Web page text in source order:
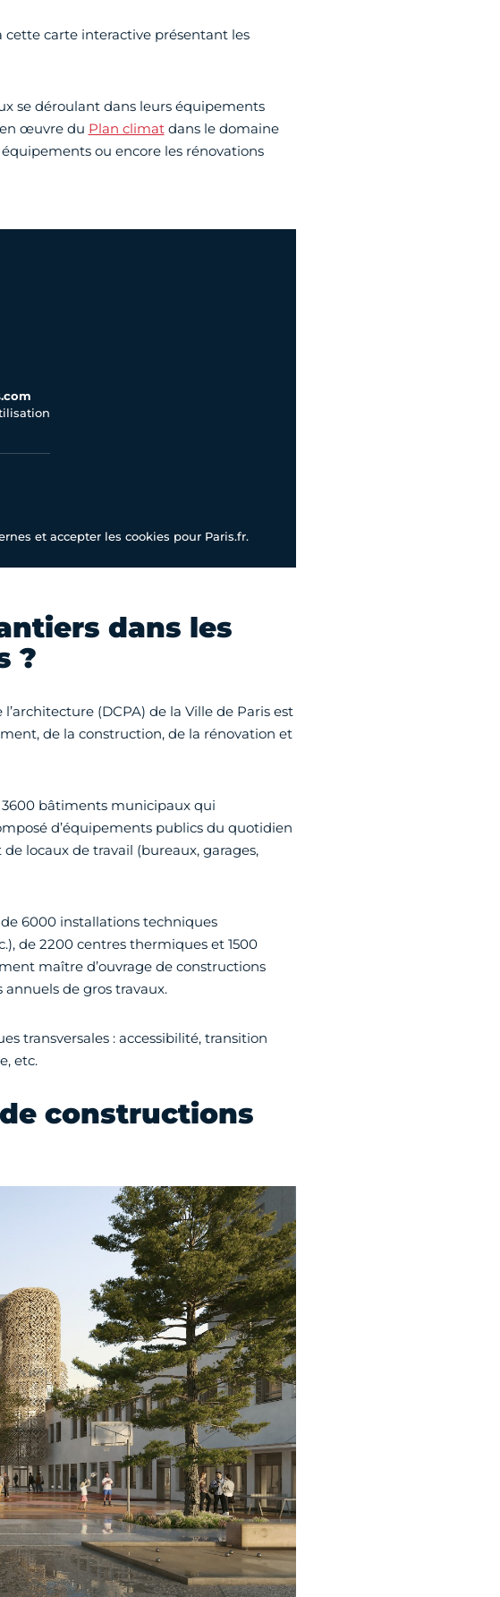
cette carte interactive présentant les
se déroulant dans leurs équipements
œuvre du Plan climatdans le domaine
ou encore les rénovations
et accepter les cookies pour Paris.fr.
dans les
?
(DCPA) de la Ville de Paris est
de la construction, de la rénovation et
3600 bâtiments municipaux qui
d’équipements publics du quotidien
locaux de travail (bureaux, garages,
6000 installations techniques
de 2200 centres thermiques et 1500
maître d’ouvrage de constructions
de gros travaux.
transversales : accessibilité, transition
etc.
constructions